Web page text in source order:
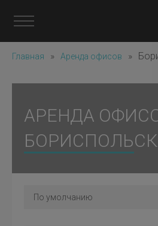
Главная » Аренда офисов »
АРЕНДА